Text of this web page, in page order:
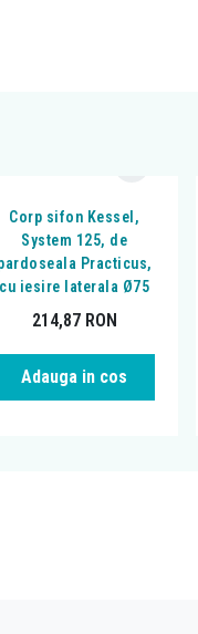
Corp sifon Kessel,
System 125, de
Practicus,
cu iesire laterala Ø75
214,87 RON
Adauga in cos